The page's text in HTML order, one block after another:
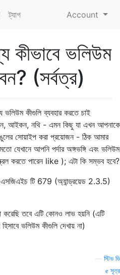
ট্যাগ Account
কীভাবে ভলিউম
(সর্বত্র)
ভলিউম কীগুলি ব্যবহার করতে চাই
আইকন, নথি - এমন কিছু যা এখন আপনাকে
সোয়াইপ করা প্রয়োজন - ঠিক আমার
যেখানে আপনি পর্দার অঙ্গভঙ্গি এবং ভলিউম
করতে পারেন like ); এটা কি সম্ভব হবে?
এসজিএইচ টি 679 (অ্যান্ড্রয়েড 2.3.5)
করেছি তবে এটি কোনও লাভ হয়নি (এটি
ভলিউম কীগুলি দেখায় না)
স্টিভ ভি
সূত্র